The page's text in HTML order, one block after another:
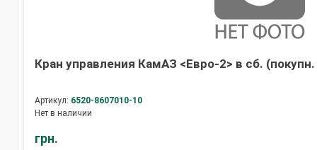
Кран управления КамАЗ <Евро-2> в сб.
Артикул: 6520-8607010-10
Нет в наличии
грн.